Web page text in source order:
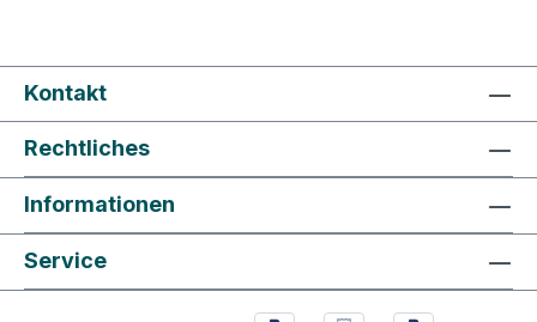
Kontakt
Rechtliches
Informationen
Service